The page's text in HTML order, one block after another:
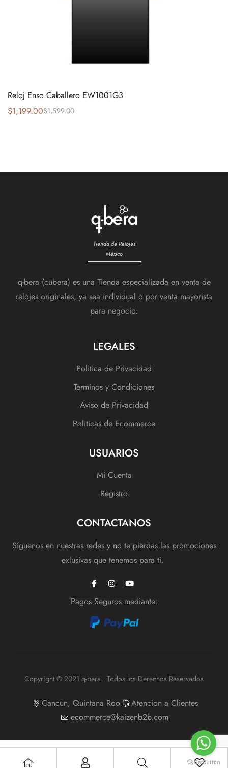
Reloj Enso Caballero EW1001G3
$1,599.00
$1,199.00
Tienda de Relojes
México
q-bera (cubera) es una Tienda especializada en venta de
relojes originales, ya sea individual o por venta mayorista
para negocio.
LEGALES
Politica de Privacidad
Terminos y Condiciones
Aviso de Privacidad
Politicas de Ecommerce
USUARIOS
Mi Cuenta
Registro
CONTACTANOS
Síguenos en nuestras redes y no te pierdas las promociones
exlusivas que tenemos para ti.
Pagos Seguros mediante:
Copyright © 2021 q-bera. Todos los Derechos Reservados
Cancun, Quintana Roo
Atencion a Clientes
ecommerce@kaizenb2b.com